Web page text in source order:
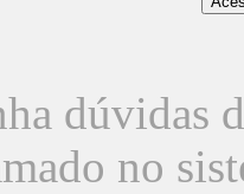
dúvidas
no